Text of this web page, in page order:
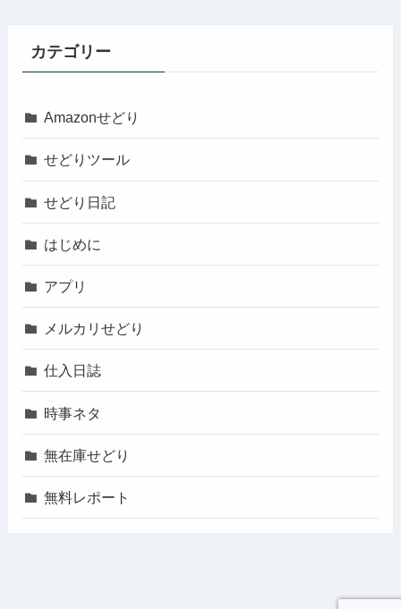
カテゴリー
Amazonせどり
せどりツール
せどり日記
はじめに
アプリ
メルカリせどり
仕入日誌
時事ネタ
無在庫せどり
無料レポート